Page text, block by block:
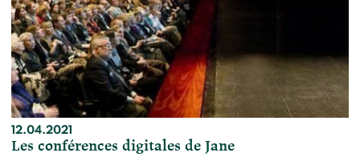
12.04.2021
Les conférences digitales de Jane